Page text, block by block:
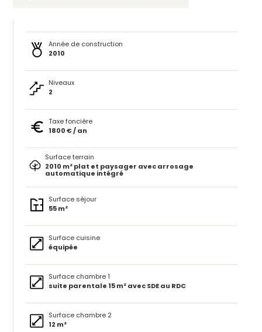
Année de construction
2010
Niveaux
2
Taxe foncière
1800 € / an
Surface terrain
2010 m² plat et paysager avec arrosage
automatique intégré
Surface séjour
55 m²
Surface cuisine
équipée
Surface chambre 1
suite parentale 15 m² avec SDE au RDC
Surface chambre 2
12 m²